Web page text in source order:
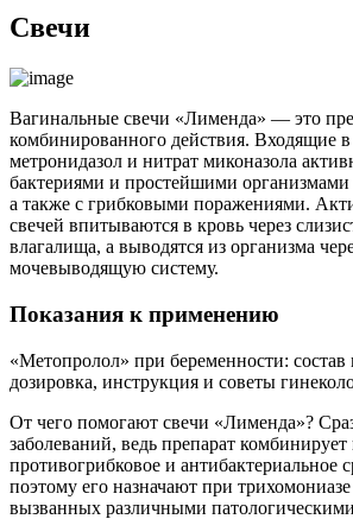
Свечи
Вагинальные свечи «Лименда» — это
комбинированного действия. Входящие в
метронидазол и нитрат миконазола
бактериями и простейшими
а также с грибковыми поражениями.
свечей впитываются в кровь через
влагалища, а выводятся из организма
мочевыводящую систему.
Показания к применению
«Метопролол» при беременности: состав
дозировка, инструкция и советы
От чего помогают свечи «Лименда»?
заболеваний, ведь препарат комбинирует
противогрибковое и антибактериальное
поэтому его назначают при
вызванных различными